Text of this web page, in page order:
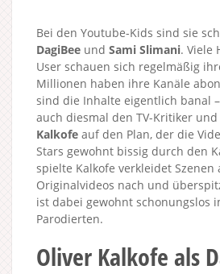
Bei den Youtube-Kids sind sie
DagiBee und Sami Slimani. Viele
User schauen sich regelmäßig
Millionen haben ihre Kanäle
sind die Inhalte eigentlich banal
auch diesmal den TV-Kritiker
Kalkofe auf den Plan, der die
Stars gewohnt bissig durch den
spielte Kalkofe verkleidet Szenen
Originalvideos nach und
ist dabei gewohnt schonungslos
Parodierten.
Oliver Kalkofe als